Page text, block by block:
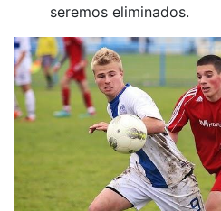
seremos eliminados.